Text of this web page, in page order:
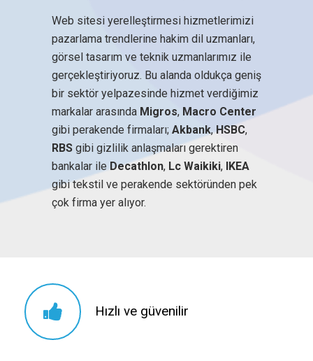
Web sitesi yerelleştirmesi hizmetlerimizi
pazarlama trendlerine hakim dil uzmanları,
görsel tasarım ve teknik uzmanlarımız ile
gerçekleştiriyoruz. Bu alanda oldukça geniş
bir sektör yelpazesinde hizmet verdiğimiz
markalar arasında Migros, Macro Center
gibi perakende firmaları; Akbank,HSBC,
RBS gibi gizlilik anlaşmaları gerektiren
bankalar ile Decathlon, Lc Waikiki, IKEA
gibi tekstil ve perakende sektöründen pek
çok firma yer alıyor.
Hızlı ve güvenilir
Hızlı ve güvenilir